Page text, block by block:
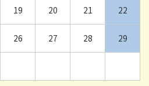
19 20 21 22
26 27 28 29